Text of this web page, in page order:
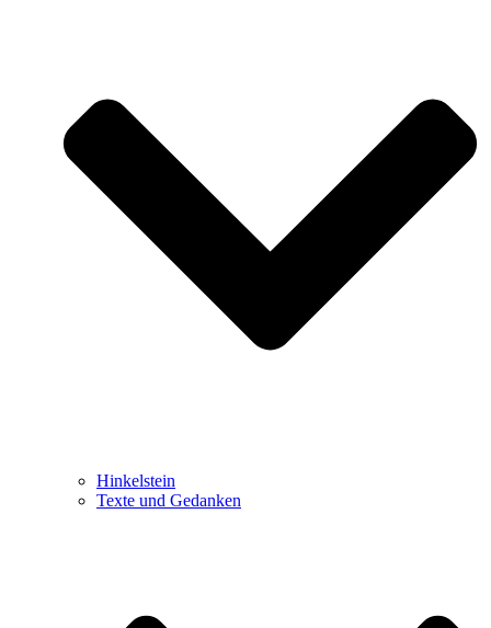
Hinkelstein
Texte und Gedanken